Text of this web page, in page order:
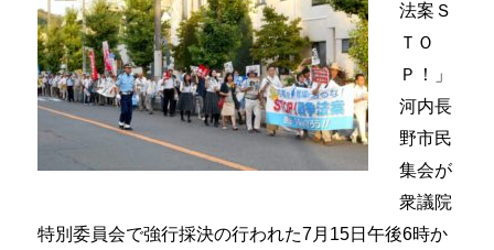
法案Ｓ
ＴＯ
Ｐ！」
河内長
野市民
集会が
衆議院
特別委員会で強行採決の行われた7月15日午後6時か